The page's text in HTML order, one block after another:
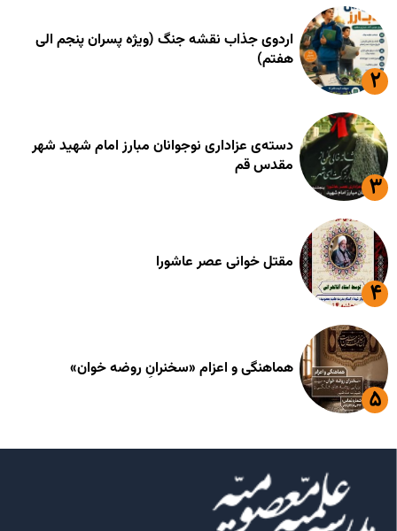
اردوی جذاب نقشه جنگ (ویژه پسران پنجم الی
هفتم)
دسته‌ی عزاداری نوجوانان مبارز امام شهید شهر
مقدس قم
مقتل خوانی عصر عاشورا
هماهنگی و اعزام «سخنرانِ روضه خوان»